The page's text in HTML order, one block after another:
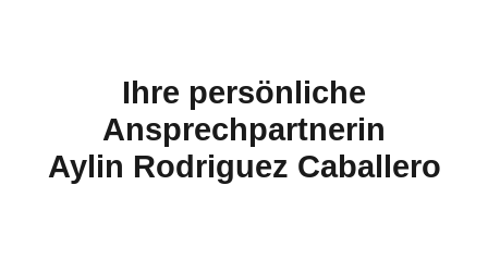
Ihre persönliche
Ansprechpartnerin
Aylin Rodriguez Caballero